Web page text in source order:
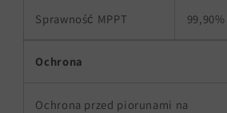
Sprawność MPPT 99,90%
Ochrona
Ochrona przed piorunami na